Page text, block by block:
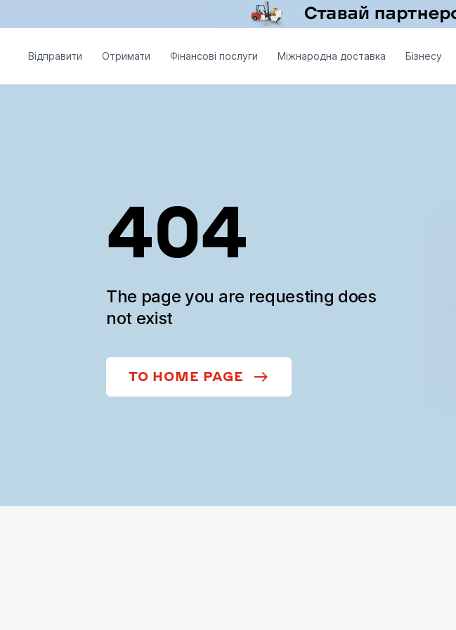
Відправити Отримати Фінансові послуги Міжнародна доставка Бізнесу
404
The page you are requesting does
not exist
TO HOME PAGE